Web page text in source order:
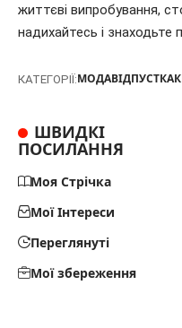
життєві випробування,
надихайтесь і знаходьте
КАТЕГОРІЇ:МОДАВІДПУСТКА
ШВИДКІ
ПОСИЛАННЯ
Моя Стрічка
Мої Інтереси
Переглянуті
Мої збереження